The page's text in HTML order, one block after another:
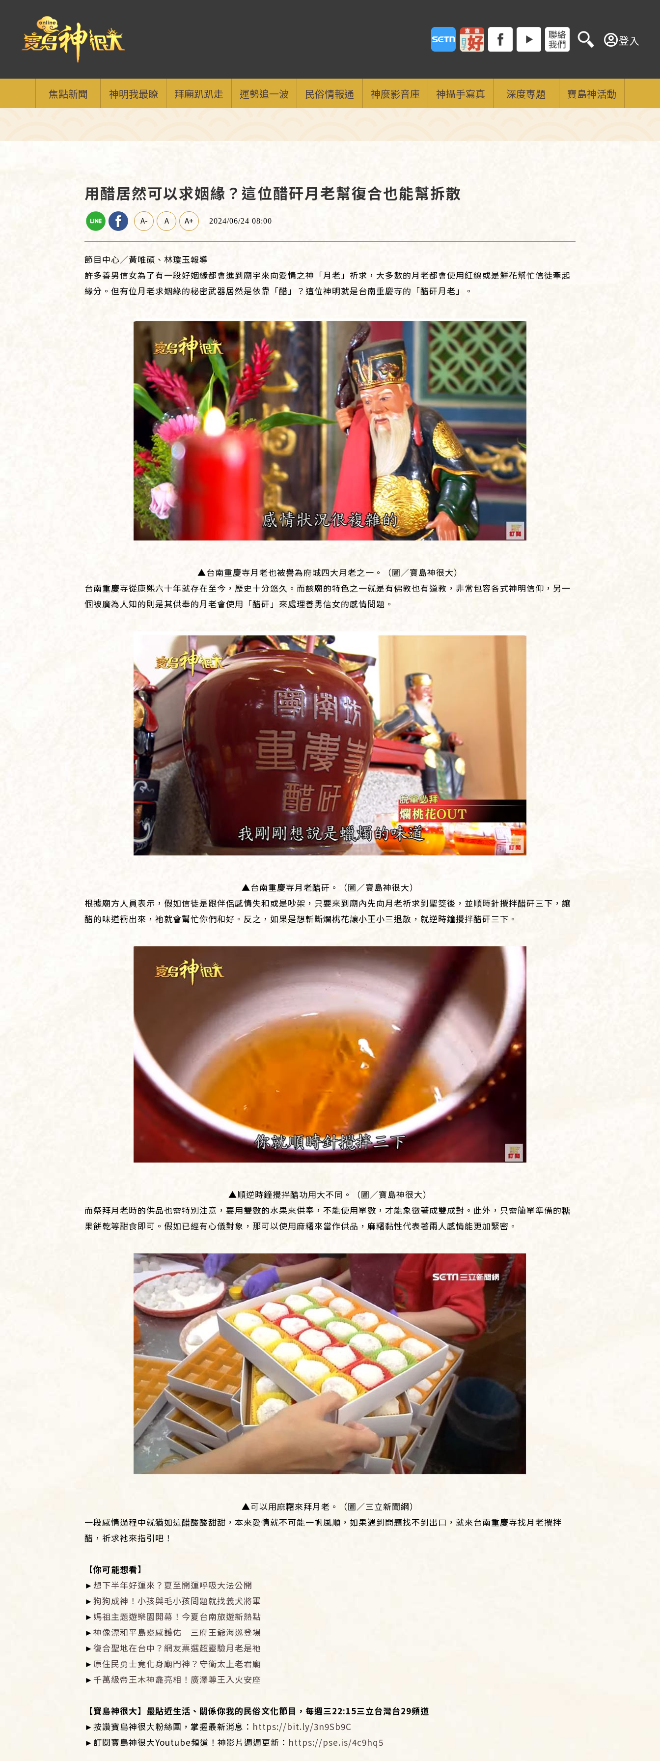
登入
焦點新聞 神明我最瞭 拜廟趴趴走 運勢追一波 民俗情報通 神麼影音庫 神攝手寫真 深度專題 寶島神活動
用醋居然可以求姻緣？這位醋矸月老幫復合也能幫拆散
A- A A+ 2024/06/24 08:00
節目中心／黃唯碩、林瓊玉報導
許多善男信女為了有一段好姻緣都會進到廟宇來向愛情之神「月老」祈求，大多數的月老都會使用紅線或是鮮花幫忙信徒牽起
緣分。但有位月老求姻緣的秘密武器居然是依靠「醋」？這位神明就是台南重慶寺的「醋矸月老」。
▲台南重慶寺月老也被譽為府城四大月老之一。（圖／寶島神很大）
台南重慶寺從康熙六十年就存在至今，歷史十分悠久。而該廟的特色之一就是有佛教也有道教，非常包容各式神明信仰，另一
個被廣為人知的則是其供奉的月老會使用「醋矸」來處理善男信女的感情問題。
▲台南重慶寺月老醋矸。（圖／寶島神很大）
根據廟方人員表示，假如信徒是跟伴侶感情失和或是吵架，只要來到廟內先向月老祈求到聖筊後，並順時針攪拌醋矸三下，讓
醋的味道衝出來，祂就會幫忙你們和好。反之，如果是想斬斷爛桃花讓小王小三退散，就逆時鐘攪拌醋矸三下。
▲順逆時鐘攪拌醋功用大不同。（圖／寶島神很大）
而祭拜月老時的供品也需特別注意，要用雙數的水果來供奉，不能使用單數，才能象徵著成雙成對。此外，只需簡單準備的糖
果餅乾等甜食即可。假如已經有心儀對象，那可以使用麻糬來當作供品，麻糬黏性代表著兩人感情能更加緊密。
▲可以用麻糬來拜月老。（圖／三立新聞網）
一段感情過程中就猶如這醋酸酸甜甜，本來愛情就不可能一帆風順，如果遇到問題找不到出口，就來台南重慶寺找月老攪拌
醋，祈求祂來指引吧！
【你可能想看】
► 想下半年好運來？夏至開運呼吸大法公開
► 狗狗成神！小孩與毛小孩問題就找義犬將軍
► 媽祖主題遊樂園開幕！今夏台南旅遊新熱點
► 神像漂和平島靈感護佑 三府王爺海巡登場
► 復合聖地在台中？網友票選超靈驗月老是祂
► 原住民勇士竟化身廟門神？守衛太上老君廟
► 千萬級帝王木神龕亮相！廣澤尊王入火安座
​【寶島神很大】最貼近生活、關係你我的民俗文化節目，每週三22:15三立台灣台29頻道
►按讚寶島神很大粉絲團，掌握最新消息： https://bit.ly/3n9Sb9C
►訂閱寶島神很大Youtube頻道！神影片週週更新： https://pse.is/4c9hq5